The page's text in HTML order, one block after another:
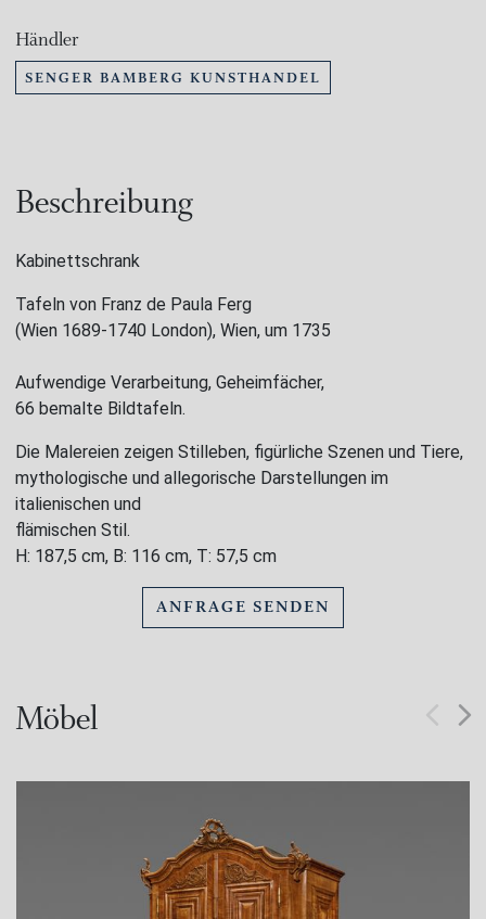
Händler
SENGER BAMBERG KUNSTHANDEL
Beschreibung
Kabinettschrank
Tafeln von Franz de Paula Ferg
(Wien 1689-1740 London), Wien, um 1735
Aufwendige Verarbeitung, Geheimfächer,
66 bemalte Bildtafeln.
Die Malereien zeigen Stilleben, figürliche Szenen und Tiere,
mythologische und allegorische Darstellungen im
italienischen und
flämischen Stil.
H: 187,5 cm, B: 116 cm, T: 57,5 cm
ANFRAGE SENDEN
Möbel